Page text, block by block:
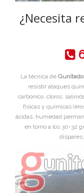
¿Necesita
La técnica de
resistir ataques
carbónico, cloros,
físicas y químicas
ácidas, humedad
en torno a los 30-32